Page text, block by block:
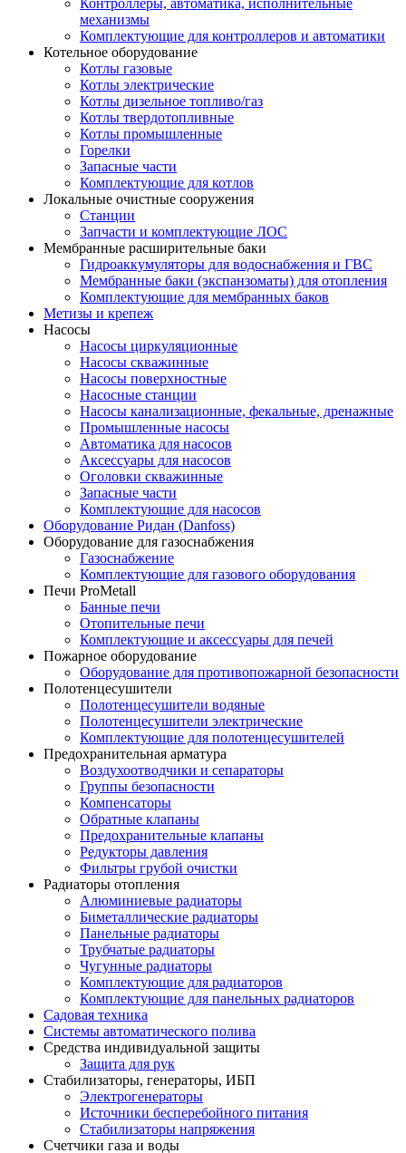
Контроллеры, автоматика, исполнительные
механизмы
Комплектующие для контроллеров и автоматики
Котельное оборудование
Котлы газовые
Котлы электрические
Котлы дизельное топливо/газ
Котлы твердотопливные
Котлы промышленные
Горелки
Запасные части
Комплектующие для котлов
Локальные очистные сооружения
Станции
Запчасти и комплектующие ЛОС
Мембранные расширительные баки
Гидроаккумуляторы для водоснабжения и ГВС
Мембранные баки (экспанзоматы) для отопления
Комплектующие для мембранных баков
Метизы и крепеж
Насосы
Насосы циркуляционные
Насосы скважинные
Насосы поверхностные
Насосные станции
Насосы канализационные, фекальные, дренажные
Промышленные насосы
Автоматика для насосов
Аксессуары для насосов
Оголовки скважинные
Запасные части
Комплектующие для насосов
Оборудование Ридан (Danfoss)
Оборудование для газоснабжения
Газоснабжение
Комплектующие для газового оборудования
Печи ProMetall
Банные печи
Отопительные печи
Комплектующие и аксессуары для печей
Пожарное оборудование
Оборудование для противопожарной безопасности
Полотенцесушители
Полотенцесушители водяные
Полотенцесушители электрические
Комплектующие для полотенцесушителей
Предохранительная арматура
Воздухоотводчики и сепараторы
Группы безопасности
Компенсаторы
Обратные клапаны
Предохранительные клапаны
Редукторы давления
Фильтры грубой очистки
Радиаторы отопления
Алюминиевые радиаторы
Биметаллические радиаторы
Панельные радиаторы
Трубчатые радиаторы
Чугунные радиаторы
Комплектующие для радиаторов
Комплектующие для панельных радиаторов
Садовая техника
Системы автоматического полива
Средства индивидуальной защиты
Защита для рук
Стабилизаторы, генераторы, ИБП
Электрогенераторы
Источники бесперебойного питания
Стабилизаторы напряжения
Счетчики газа и воды